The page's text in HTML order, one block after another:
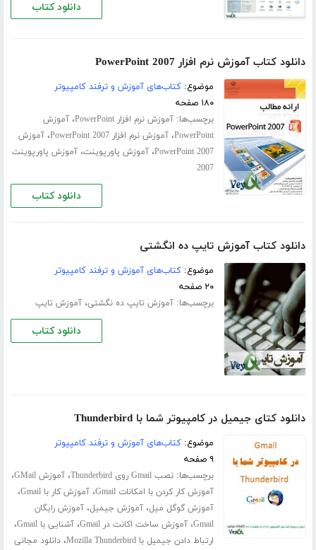
دانلود کتاب
دانلود کتاب آموزش نرم افزار PowerPoint 2007
موضوع:کتاب‌های آموزش و ترفند کامپیوتر
۱۸۰ صفحه
برچسب‌ها:آموزش نرم افزار PowerPoint ،آموزش
PowerPoint،آموزش نرم افزار PowerPoint 2007 ،آموزش
PowerPoint 2007،آموزش پاورپوینت،آموزش پاورپوینت
2007
دانلود کتاب
دانلود کتاب آموزش تایپ ده انگشتی
موضوع:کتاب‌های آموزش و ترفند کامپیوتر
۲۰ صفحه
برچسب‌ها:آموزش تایپ ده‌ نگشتی،آموزش تایپ
دانلود کتاب
دانلود کتای جیمیل در کامپیوتر شما با Thunderbird
موضوع:کتاب‌های آموزش و ترفند کامپیوتر
۹ صفحه
برچسب‌ها:نصب Gmail روی Thunderbird ،آموزش GMail ،
آموزش کار کردن با امکانات Gmail ،آموزش کار با Gmail ،
آموزش گوگل میل،آموزش جیمیل،آموزش رایگان
Gmail،آموزش ساخت اکانت در Gmail ،آشنایی با Gmail ،
ارتباط دادن جیمیل با Mozilla Thunderbird ،دانلود مجانی